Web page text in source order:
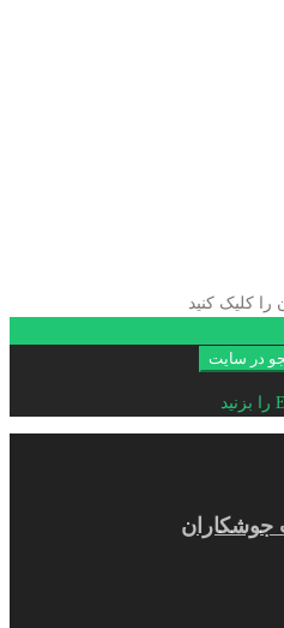
را کلیک کنید
در سایت
جوشکاران